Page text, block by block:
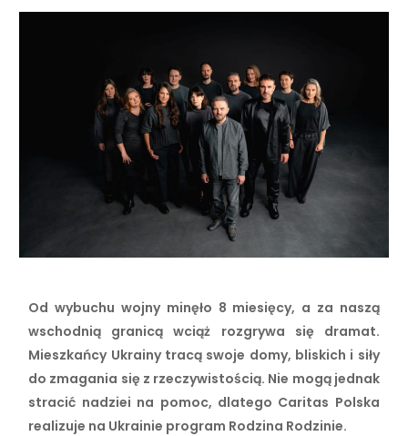
Od wybuchu wojny minęło 8 miesięcy, a za naszą
wschodnią granicą wciąż rozgrywa się dramat.
Mieszkańcy Ukrainy tracą swoje domy, bliskich i siły
do zmagania się z rzeczywistością. Nie mogą jednak
stracić nadziei na pomoc, dlatego Caritas Polska
realizuje na Ukrainie program Rodzina Rodzinie.